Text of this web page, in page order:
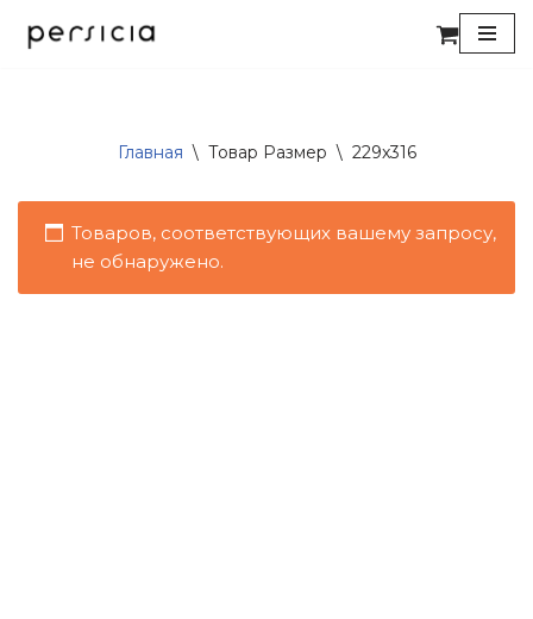
Главная \ Товар Размер \ 229x316
Товаров, соответствующих вашему запросу,
не обнаружено.